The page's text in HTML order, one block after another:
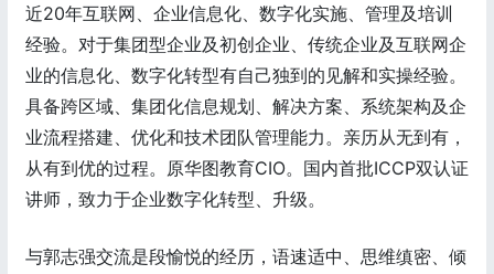
近20年互联网、企业信息化、数字化实施、管理及培训
经验。对于集团型企业及初创企业、传统企业及互联网企
业的信息化、数字化转型有自己独到的见解和实操经验。
具备跨区域、集团化信息规划、解决方案、系统架构及企
业流程搭建、优化和技术团队管理能力。亲历从无到有，
从有到优的过程。原华图教育CIO。国内首批ICCP双认证
讲师，致力于企业数字化转型、升级。
与郭志强交流是段愉悦的经历，语速适中、思维缜密、倾